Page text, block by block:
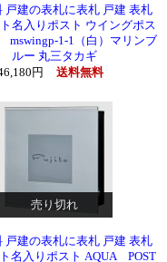
戸建の表札に表札 戸建 表札
名入りポスト ウイングポス
mswingp-1-1（白）マリンブ
ルー 丸三タカギ
円
送料無料
売り切れ
戸建の表札に表札 戸建 表札
名入りポスト AQUA POST